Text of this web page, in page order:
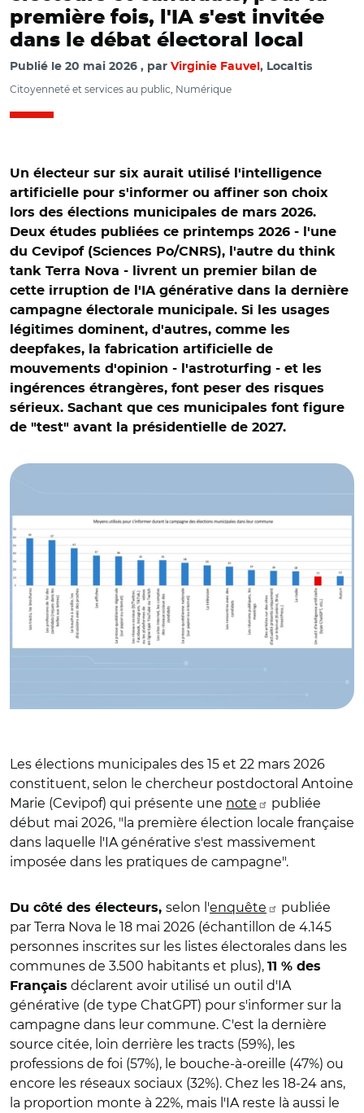
première fois, l'IA s'est invitée
dans le débat électoral local
Publié le 20 mai 2026 par Virginie Fauvel , Localtis
Citoyenneté et services au public, Numérique
Un électeur sur six aurait utilisé l'intelligence
artificielle pour s'informer ou affiner son choix
lors des élections municipales de mars 2026.
Deux études publiées ce printemps 2026 - l'une
du Cevipof (Sciences Po/CNRS), l'autre du think
tank Terra Nova - livrent un premier bilan de
cette irruption de l'IA générative dans la dernière
campagne électorale municipale. Si les usages
légitimes dominent, d'autres, comme les
deepfakes, la fabrication artificielle de
mouvements d'opinion - l'astroturfing - et les
ingérences étrangères, font peser des risques
sérieux. Sachant que ces municipales font figure
de "test" avant la présidentielle de 2027.
Les élections municipales des 15 et 22 mars 2026
constituent, selon le chercheur postdoctoral Antoine
Marie (Cevipof) qui présente une note
publiée
début mai 2026, "la première élection locale française
dans laquelle l'IA générative s'est massivement
imposée dans les pratiques de campagne".
Du côté des électeurs, selon l'enquête
publiée
par Terra Nova le 18 mai 2026 (échantillon de 4.145
personnes inscrites sur les listes électorales dans les
communes de 3.500 habitants et plus), 11 % des
Français déclarent avoir utilisé un outil d'IA
générative (de type ChatGPT) pour s'informer sur la
campagne dans leur commune. C'est la dernière
source citée, loin derrière les tracts (59%), les
professions de foi (57%), le bouche-à-oreille (47%) ou
encore les réseaux sociaux (32%). Chez les 18-24 ans,
la proportion monte à 22%, mais l'IA reste là aussi le